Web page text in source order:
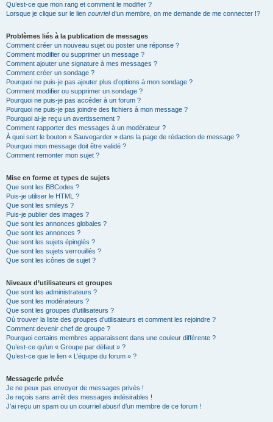
Qu’est-ce que mon rang et comment le modifier ?
Lorsque je clique sur le lien courrield’un membre, on me demande de me connecter !?
Problèmes liés à la publication de messages
Comment créer un nouveau sujet ou poster une réponse ?
Comment modifier ou supprimer un message ?
Comment ajouter une signature à mes messages ?
Comment créer un sondage ?
Pourquoi ne puis-je pas ajouter plus d’options à mon sondage ?
Comment modifier ou supprimer un sondage ?
Pourquoi ne puis-je pas accéder à un forum ?
Pourquoi ne puis-je pas joindre des fichiers à mon message ?
Pourquoi ai-je reçu un avertissement ?
Comment rapporter des messages à un modérateur ?
À quoi sert le bouton « Sauvegarder » dans la page de rédaction de message ?
Pourquoi mon message doit être validé ?
Comment remonter mon sujet ?
Mise en forme et types de sujets
Que sont les BBCodes ?
Puis-je utiliser le HTML ?
Que sont les smileys ?
Puis-je publier des images ?
Que sont les annonces globales ?
Que sont les annonces ?
Que sont les sujets épinglés ?
Que sont les sujets verrouillés ?
Que sont les icônes de sujet ?
Niveaux d’utilisateurs et groupes
Que sont les administrateurs ?
Que sont les modérateurs ?
Que sont les groupes d’utilisateurs ?
Où trouver la liste des groupes d’utilisateurs et comment les rejoindre ?
Comment devenir chef de groupe ?
Pourquoi certains membres apparaissent dans une couleur différente ?
Qu’est-ce qu’un « Groupe par défaut » ?
Qu’est-ce que le lien « L’équipe du forum » ?
Messagerie privée
Je ne peux pas envoyer de messages privés !
Je reçois sans arrêt des messages indésirables !
J’ai reçu un spam ou un courriel abusif d’un membre de ce forum !